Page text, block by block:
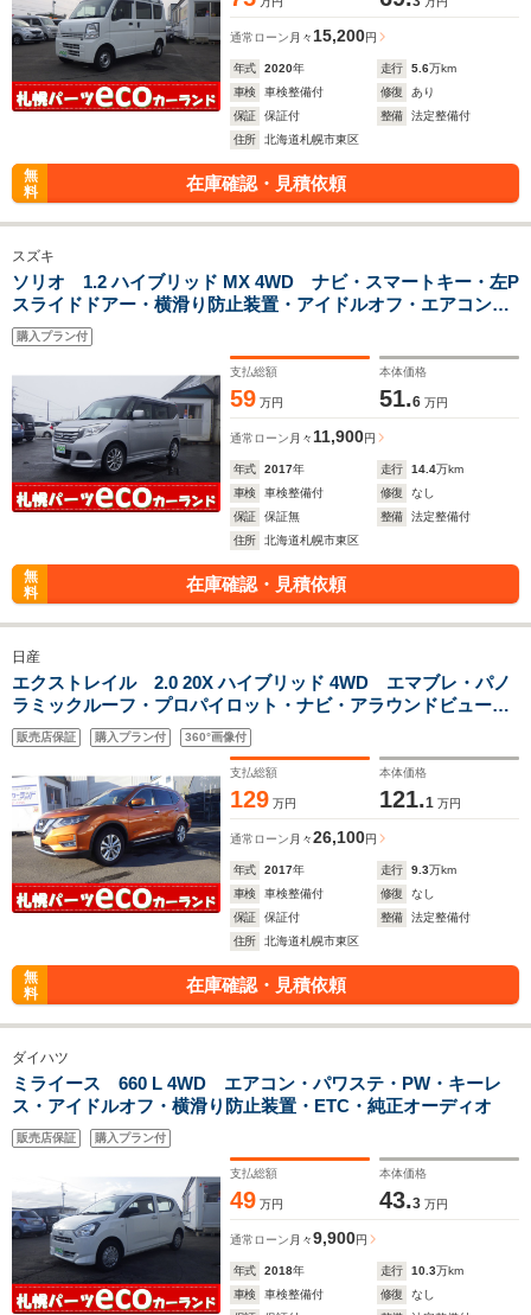
通常ローン 月々 15,200円
年式 2020年 走行 5.6万km
車検
車検整備付 修復
あり
保証
保証付 整備
法定整備付
住所
北海道札幌市東区
無
料
在庫確認・見積依頼
スズキ
ソリオ 1.2 ハイブリッド MX 4WD ナビ・スマートキー・左P
スライドドアー・横滑り防止装置・アイドルオフ・エアコン・
パワステ・ETC
購入プラン付
支払総額
59 万円
本体価格
51.6 万円
通常ローン 月々 11,900円
年式 2017年 走行 14.4万km
車検
車検整備付 修復
なし
保証
保証無 整備
法定整備付
住所
北海道札幌市東区
無
料
在庫確認・見積依頼
日産
エクストレイル 2.0 20X ハイブリッド 4WD エマブレ・パノ
ラミックルーフ・プロパイロット・ナビ・アラウンドビューモ
ニター・スマートキー・パワーバックドアー・全席シートヒー
ター
販売店保証 購入プラン付 360°画像付
支払総額
129 万円
本体価格
121.1 万円
通常ローン 月々26,100円
年式 2017年 走行 9.3万km
車検
車検整備付 修復
なし
保証
保証付 整備
法定整備付
住所
北海道札幌市東区
無
料
在庫確認・見積依頼
ダイハツ
ミライース 660 L 4WD エアコン・パワステ・PW・キーレ
ス・アイドルオフ・横滑り防止装置・ETC・純正オーディオ
販売店保証 購入プラン付
支払総額
49 万円
本体価格
43.3 万円
通常ローン 月々9,900円
年式 2018年 走行 10.3万km
車検
車検整備付 修復
なし